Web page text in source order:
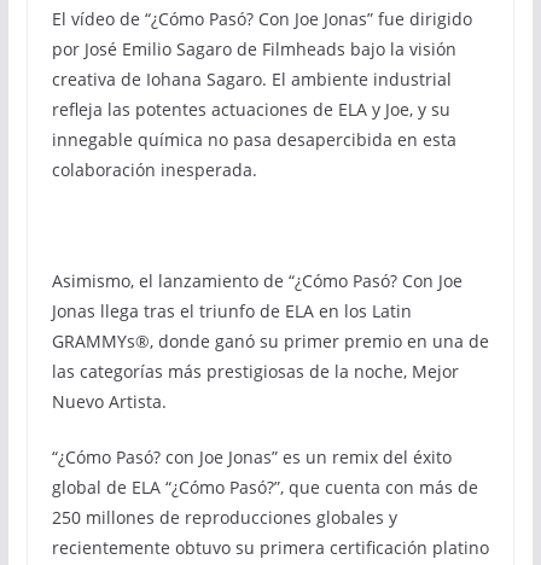
El vídeo de “¿Cómo Pasó? Con Joe Jonas” fue dirigido
por José Emilio Sagaro de Filmheads bajo la visión
creativa de Iohana Sagaro. El ambiente industrial
refleja las potentes actuaciones de ELA y Joe, y su
innegable química no pasa desapercibida en esta
colaboración inesperada.
Asimismo, el lanzamiento de “¿Cómo Pasó? Con Joe
Jonas llega tras el triunfo de ELA en los Latin
GRAMMYs®, donde ganó su primer premio en una de
las categorías más prestigiosas de la noche, Mejor
Nuevo Artista.
“¿Cómo Pasó? con Joe Jonas” es un remix del éxito
global de ELA “¿Cómo Pasó?”, que cuenta con más de
250 millones de reproducciones globales y
recientemente obtuvo su primera certificación platino